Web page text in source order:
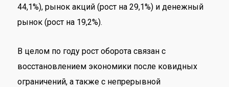
44,1%), рынок акций (рост на 29,1%) и денежный
рынок (рост на 19,2%).
В целом по году рост оборота связан с
восстановлением экономики после ковидных
ограничений, а также с непрерывной